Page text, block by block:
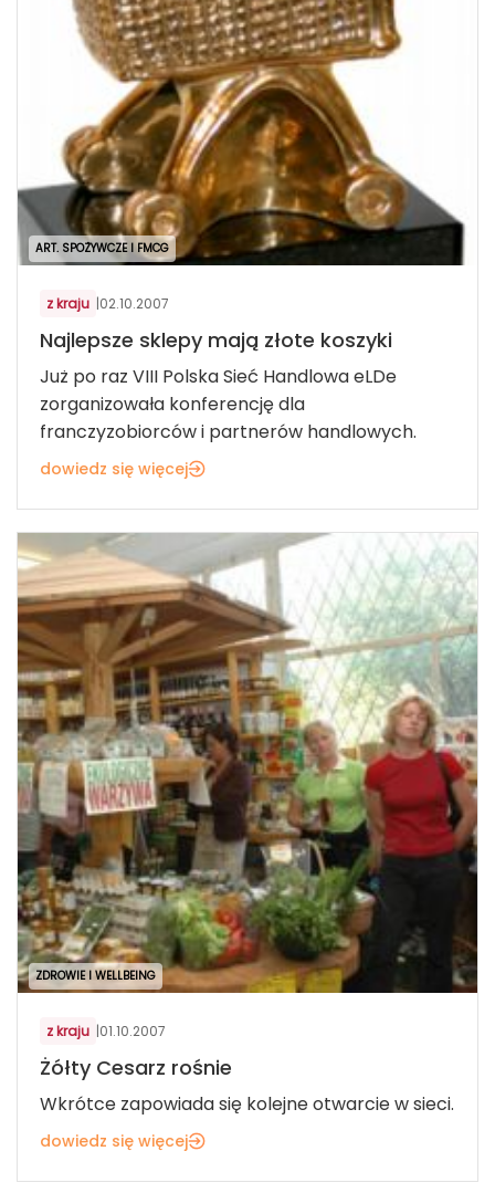
ART. SPOŻYWCZE I FMCG
z kraju 02.10.2007
Najlepsze sklepy mają złote koszyki
Już po raz VIII Polska Sieć Handlowa eLDe
zorganizowała konferencję dla
franczyzobiorców i partnerów handlowych.
dowiedz się więcej
ZDROWIE I WELLBEING
z kraju 01.10.2007
Żółty Cesarz rośnie
Wkrótce zapowiada się kolejne otwarcie w sieci.
dowiedz się więcej